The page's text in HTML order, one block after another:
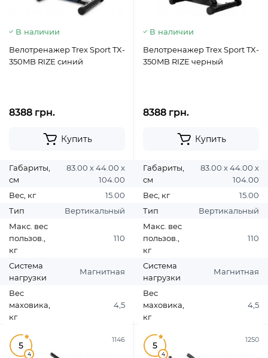
В наличии
Велотренажер Trex Sport TX-
350MB RIZE синий
8388 грн.
Купить
Габариты,
см
83.00 х 44.00 х
104.00
Вес, кг
15.00
Тип
Вертикальный
Макс. вес
пользов.,
кг
110
Система
нагрузки
Магнитная
Вес
маховика,
кг
4,5
В наличии
Велотренажер Trex Sport TX-
350MB RIZE черный
8388 грн.
Купить
Габариты,
см
83.00 х 44.00 х
104.00
Вес, кг
15.00
Тип
Вертикальный
Макс. вес
пользов.,
кг
110
Система
нагрузки
Магнитная
Вес
маховика,
кг
4,5
1146
5
4
1250
5
4